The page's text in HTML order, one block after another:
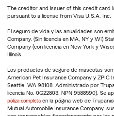
The creditor and issuer of this credit card
pursuant to a license from Visa U.S.A. Inc.
El seguro de vida y las anualidades son
Company. (Sin licencia en MA, NY y WI)
Company (con licencia en New York y
Illinois.
Los productos de seguro de mascotas
American Pet Insurance Company y ZPIC
Seattle, WA 98108. Administrado por
licencia No. 0G22803, NPN 9588590). Se
póliza completa en la página web de
Mutual Automobile Insurance Company,